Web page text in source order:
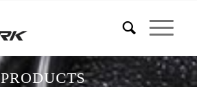
PRODUCTS